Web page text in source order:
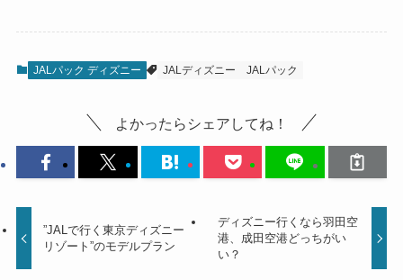
JALパック ディズニー JALディズニー JALパック
よかったらシェアしてね！
”JALで行く東京ディズニー
リゾート”のモデルプラン
ディズニー行くなら羽田空
港、成田空港どっちがい
い？